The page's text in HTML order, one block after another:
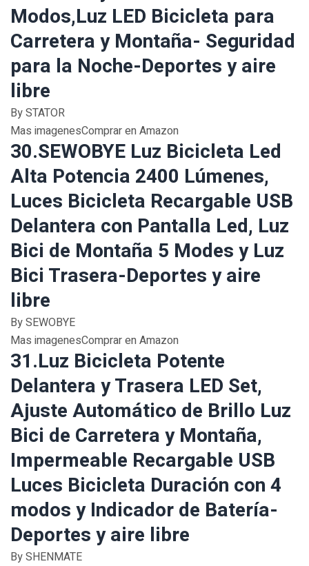
Modos,Luz LED Bicicleta para
Carretera y Montaña- Seguridad
para la Noche-Deportes y aire
libre
By STATOR
Mas imagenesComprar en Amazon
30.SEWOBYE Luz Bicicleta Led
Alta Potencia 2400 Lúmenes,
Luces Bicicleta Recargable USB
Delantera con Pantalla Led, Luz
Bici de Montaña 5 Modes y Luz
Bici Trasera-Deportes y aire
libre
By SEWOBYE
Mas imagenesComprar en Amazon
31.Luz Bicicleta Potente
Delantera y Trasera LED Set,
Ajuste Automático de Brillo Luz
Bici de Carretera y Montaña,
Impermeable Recargable USB
Luces Bicicleta Duración con 4
modos y Indicador de Batería-
Deportes y aire libre
By SHENMATE